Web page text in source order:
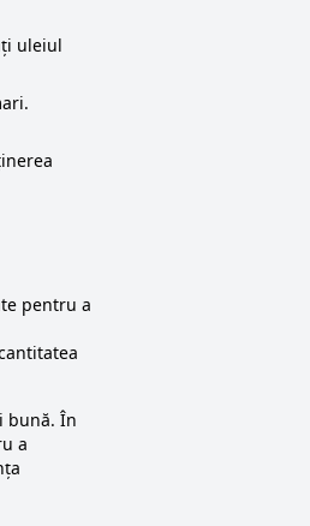
uleiul
pentru a
bună. În
a